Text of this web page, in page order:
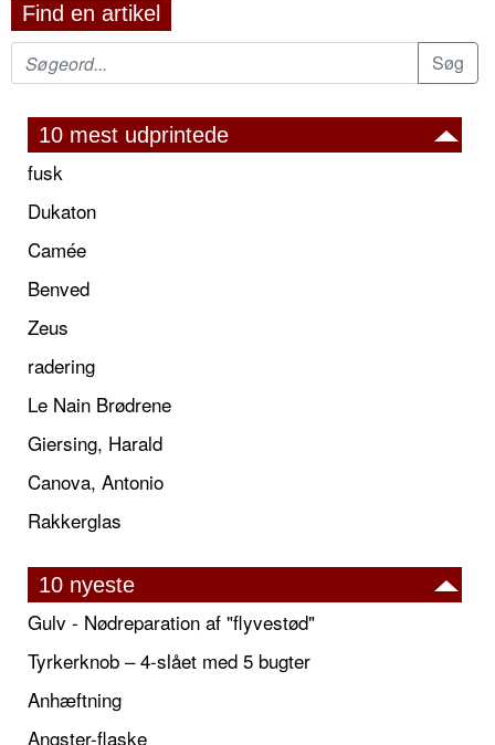
Find en artikel
10 mest udprintede
fusk
Dukaton
Camée
Benved
Zeus
radering
Le Nain Brødrene
Giersing, Harald
Canova, Antonio
Rakkerglas
10 nyeste
Gulv - Nødreparation af "flyvestød"
Tyrkerknob – 4-slået med 5 bugter
Anhæftning
Angster-flaske